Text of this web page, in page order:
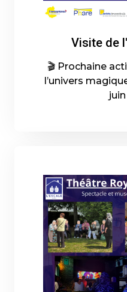
Visite de
🎬 Prochaine
l’univers
juin